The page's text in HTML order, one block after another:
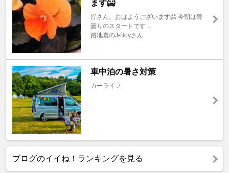
ます🥶
皆さん、おはようございます🥶 今朝は薄
曇りのスタートです ...
路地裏のJ-Boyさん
車中泊の暑さ対策
カーライフ
ブログのイイね！ランキングを見る